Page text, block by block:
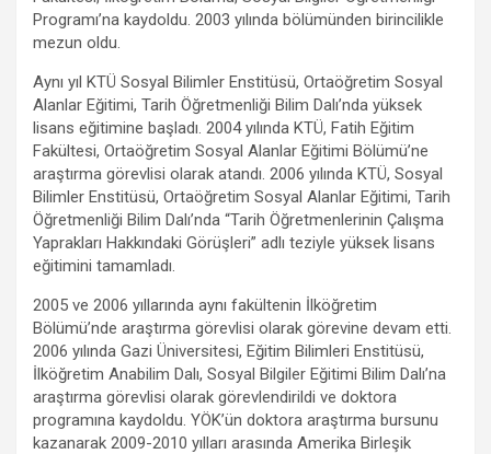
Programı’na kaydoldu. 2003 yılında bölümünden birincilikle
mezun oldu.
Aynı yıl KTÜ Sosyal Bilimler Enstitüsü, Ortaöğretim Sosyal
Alanlar Eğitimi, Tarih Öğretmenliği Bilim Dalı’nda yüksek
lisans eğitimine başladı. 2004 yılında KTÜ, Fatih Eğitim
Fakültesi, Ortaöğretim Sosyal Alanlar Eğitimi Bölümü’ne
araştırma görevlisi olarak atandı. 2006 yılında KTÜ, Sosyal
Bilimler Enstitüsü, Ortaöğretim Sosyal Alanlar Eğitimi, Tarih
Öğretmenliği Bilim Dalı’nda “Tarih Öğretmenlerinin Çalışma
Yaprakları Hakkındaki Görüşleri” adlı teziyle yüksek lisans
eğitimini tamamladı.
2005 ve 2006 yıllarında aynı fakültenin İlköğretim
Bölümü’nde araştırma görevlisi olarak görevine devam etti.
2006 yılında Gazi Üniversitesi, Eğitim Bilimleri Enstitüsü,
İlköğretim Anabilim Dalı, Sosyal Bilgiler Eğitimi Bilim Dalı’na
araştırma görevlisi olarak görevlendirildi ve doktora
programına kaydoldu. YÖK’ün doktora araştırma bursunu
kazanarak 2009-2010 yılları arasında Amerika Birleşik